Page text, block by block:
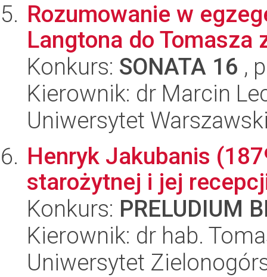
Rozumowanie w
Langtona do Tomasza
Konkurs: SONATA 16 ,
Kierownik: dr Marcin
Uniwersytet
Henryk Jakubanis
starożytnej i jej
Konkurs: PRELUDIUM
Kierownik: dr hab.
Uniwersytet